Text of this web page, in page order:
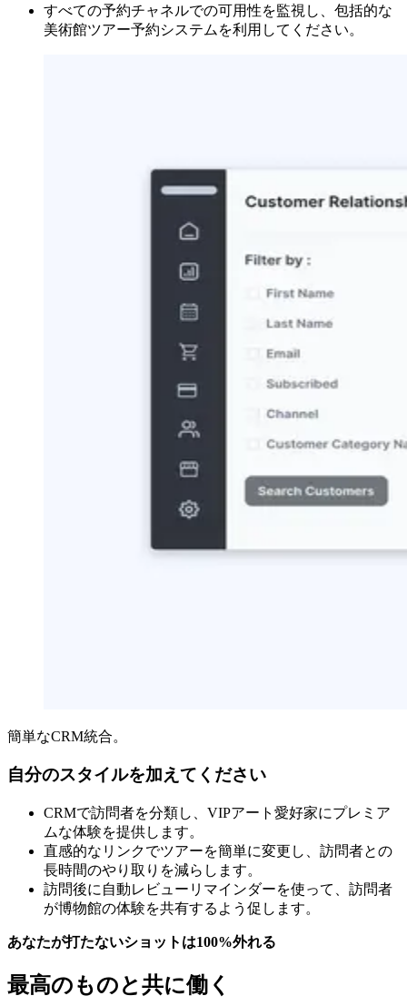
すべての予約チャネルでの可用性を監視し、包括的な
美術館ツアー予約システムを利用してください。
簡単なCRM統合。
自分のスタイルを加えてください
CRMで訪問者を分類し、VIPアート愛好家にプレミア
ムな体験を提供します。
直感的なリンクでツアーを簡単に変更し、訪問者との
長時間のやり取りを減らします。
訪問後に自動レビューリマインダーを使って、訪問者
が博物館の体験を共有するよう促します。
あなたが打たないショットは100%外れる
最高のものと共に働く